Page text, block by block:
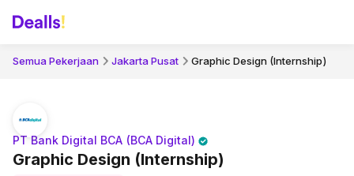
Semua Pekerjaan Jakarta Pusat Graphic Design (Internship)
Graphic Design (Internship)
PT Bank Digital BCA (BCA Digital)